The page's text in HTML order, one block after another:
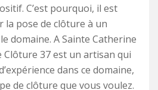
C’est pourquoi, il est
la pose de clôture à un
domaine. A Sainte Catherine
Clôture 37 est un artisan qui
dans ce domaine,
de clôture que vous voulez.